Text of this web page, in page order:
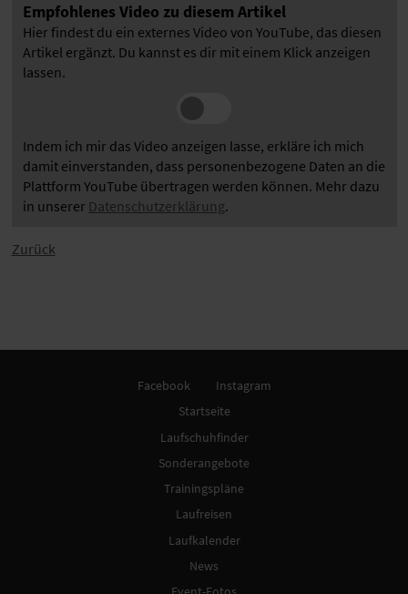
Empfohlenes Video zu diesem Artikel
Hier findest du ein externes Video von YouTube, das diesen
Artikel ergänzt. Du kannst es dir mit einem Klick anzeigen
lassen.
Indem ich mir das Video anzeigen lasse, erkläre ich mich
damit einverstanden, dass personenbezogene Daten an die
Plattform YouTube übertragen werden können. Mehr dazu
in unserer Datenschutzerklärung.
Zurück
Facebook
Instagram
Startseite
Laufschuhfinder
Sonderangebote
Trainingspläne
Laufreisen
Laufkalender
News